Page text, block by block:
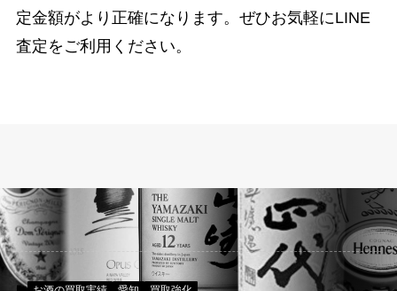
定金額がより正確になります。ぜひお気軽にLINE
査定をご利用ください。